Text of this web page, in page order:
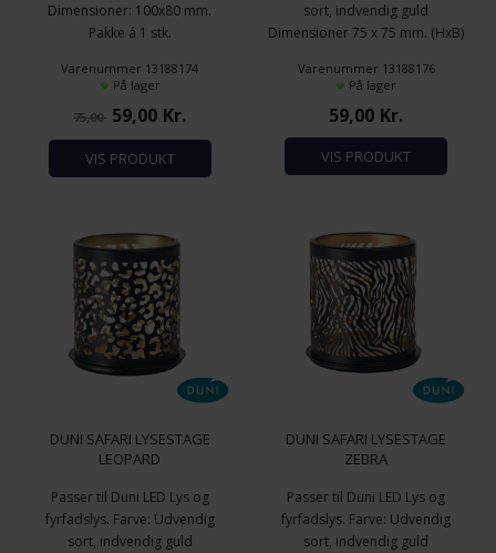
Dimensioner: 100x80 mm.
Pakke á 1 stk.
Varenummer 13188174
På lager
75,00 59,00 Kr.
VIS PRODUKT
sort, indvendig guld
Dimensioner 75 x 75 mm. (HxB)
Varenummer 13188176
På lager
59,00 Kr.
VIS PRODUKT
DUNI SAFARI LYSESTAGE
LEOPARD
Passer til Duni LED Lys og
fyrfadslys. Farve: Udvendig
sort, indvendig guld
DUNI SAFARI LYSESTAGE
ZEBRA
Passer til Duni LED Lys og
fyrfadslys. Farve: Udvendig
sort, indvendig guld